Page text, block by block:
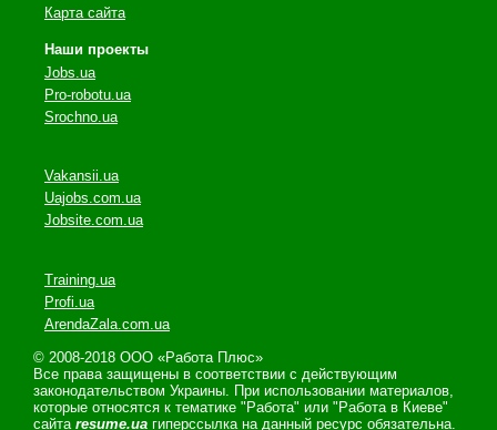
Карта сайта
Наши проекты
Jobs.ua
Pro-robotu.ua
Srochno.ua
Vakansii.ua
Uajobs.com.ua
Jobsite.com.ua
Training.ua
Profi.ua
ArendaZala.com.ua
© 2008-2018 ООО «Работа Плюс»
Все права защищены в соответствии с действующим
законодательством Украины. При использовании материалов,
которые относятся к тематике "Работа" или "Работа в Киеве"
сайта resume.ua гиперссылка на данный ресурс обязательна.